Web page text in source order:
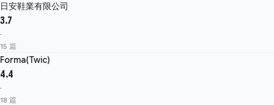
日安鞋業有限公司
3.7
·
15 篇
Forma(Twic)
4.4
·
18 篇